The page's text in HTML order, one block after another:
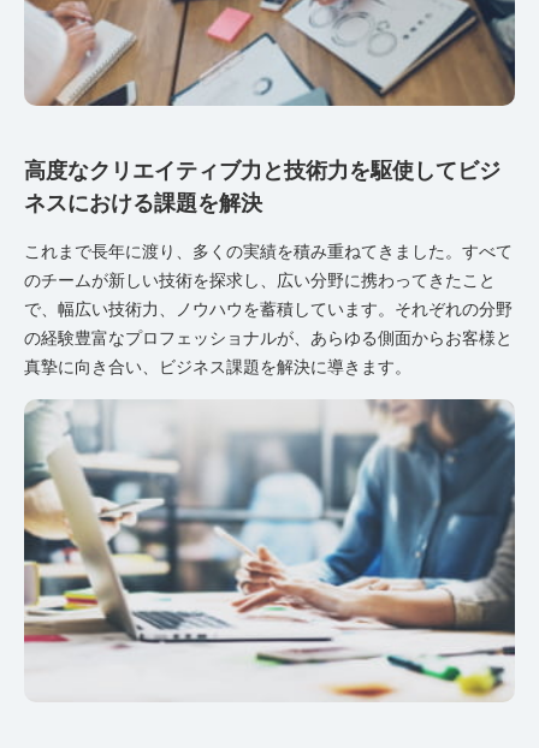
高度なクリエイティブ力と技術力を駆使してビジ
ネスにおける課題を解決
これまで長年に渡り、多くの実績を積み重ねてきました。すべて
のチームが新しい技術を探求し、広い分野に携わってきたこと
で、幅広い技術力、ノウハウを蓄積しています。それぞれの分野
の経験豊富なプロフェッショナルが、あらゆる側面からお客様と
真摯に向き合い、ビジネス課題を解決に導きます。